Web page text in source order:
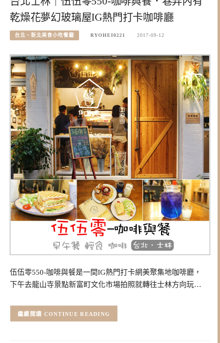
乾燥花夢幻玻璃屋IG熱門打卡咖啡廳
台北、新北美食小吃餐廳 RYOHEI0221 2017-09-12
伍伍零550-咖啡與餐是一間IG熱門打卡網美聚集地咖啡廳，
下午去龍山寺景點新富町文化市場拍照就轉往士林方向玩…
CONTINUE READING